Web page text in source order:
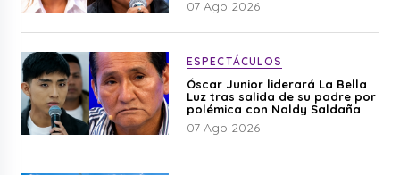
07 Ago 2026
ESPECTÁCULOS
Óscar Junior liderará La Bella
Luz tras salida de su padre por
polémica con Naldy Saldaña
07 Ago 2026